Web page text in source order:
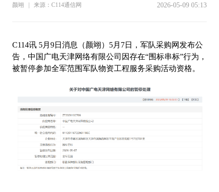
颜翊 | 来源：C114通信网 2026-05-09 05:13
C114讯 5月9日消息（颜翊）5月7日，军队采购网发布公
告，中国广电天津网络有限公司因存在“围标串标”行为，
被暂停参加全军范围军队物资工程服务采购活动资格。